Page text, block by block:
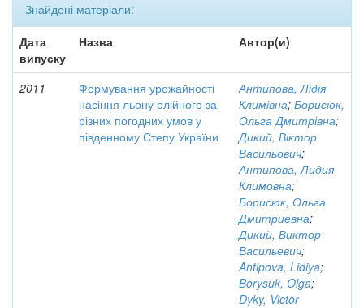
Знайдені матеріали:
Дата
випуску
Назва Автор(и)
2011
Формування урожайності
насіння льону олійного за
різних погодних умов у
південному Степу України
Антипова, Лідія
Климівна; Борисюк,
Ольга Дмитрівна;
Дикий, Віктор
Васильович;
Антипова, Лидия
Климовна;
Борисюк, Ольга
Дмитриевна;
Дикий, Виктор
Васильевич;
Antipova, Lidiya;
Borysuk, Olga;
Dyky, Victor